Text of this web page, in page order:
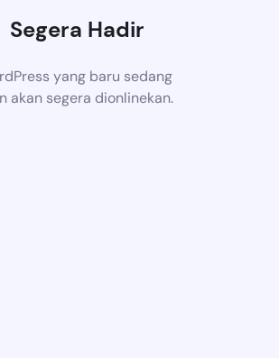
Segera Hadir
yang baru sedang
akan segera dionlinekan.